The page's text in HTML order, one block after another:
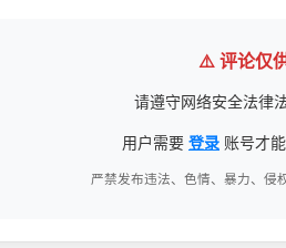
⚠️ 评论仅
请遵守网络安全法律
用户需要 登录 账号才
严禁发布违法、色情、暴力、侵